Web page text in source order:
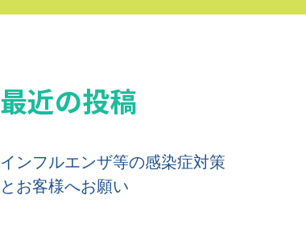
最近の投稿
インフルエンザ等の感染症対策
とお客様へお願い